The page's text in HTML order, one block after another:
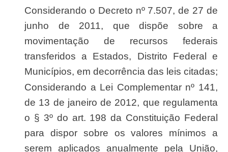
Considerando o Decreto nº 7.507, de 27 de
junho de 2011, que dispõe sobre a
movimentação de recursos federais
transferidos a Estados, Distrito Federal e
Municípios, em decorrência das leis citadas;
Considerando a Lei Complementar nº 141,
de 13 de janeiro de 2012, que regulamenta
o § 3º do art. 198 da Constituição Federal
para dispor sobre os valores mínimos a
serem aplicados anualmente pela União,